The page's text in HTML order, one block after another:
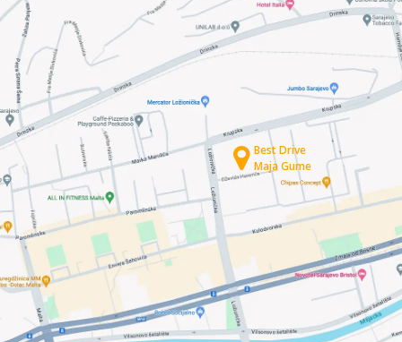
Best Drive
Maja Gume